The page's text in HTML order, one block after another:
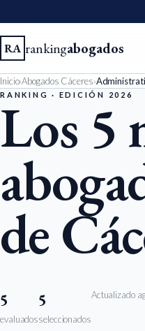
RA rankingabogados
Inicio›Abogados Cáceres›
RANKING · EDICIÓN 2026
Los 5
de
5
evaluados
5
seleccionados
Actualizado